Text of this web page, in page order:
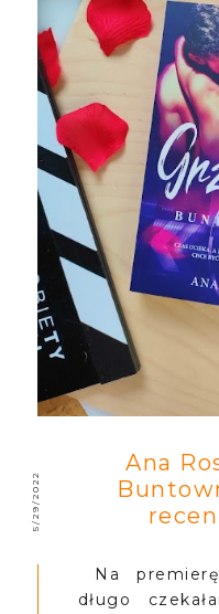
5/29/2022
Ana
Na
długo